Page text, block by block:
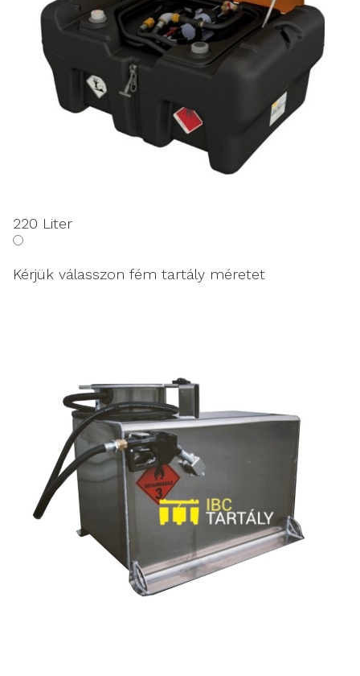
220 Liter
Kérjük válasszon fém tartály méretet